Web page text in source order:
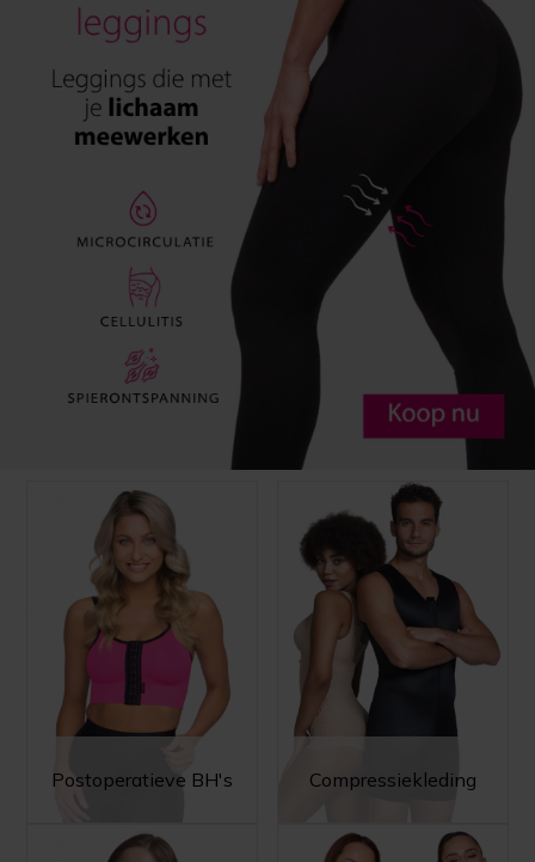
Postoperatieve BH's Compressiekleding